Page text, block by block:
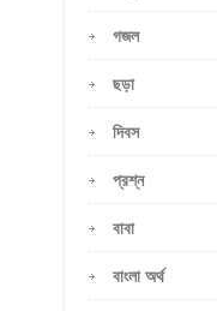
গজল
ছড়া
দিবস
প্রশ্ন
বাবা
বাংলা অর্থ